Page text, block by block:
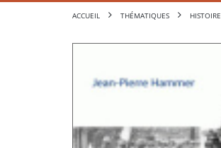
ACCUEIL THÉMATIQUES HISTOIRE